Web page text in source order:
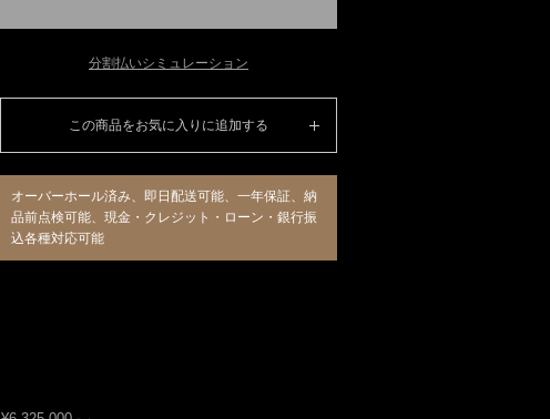
分割払いシミュレーション
この商品をお気に入りに追加する
オーバーホール済み、即日配送可能、一年保証、納
品前点検可能、現金・クレジット・ローン・銀行振
込各種対応可能